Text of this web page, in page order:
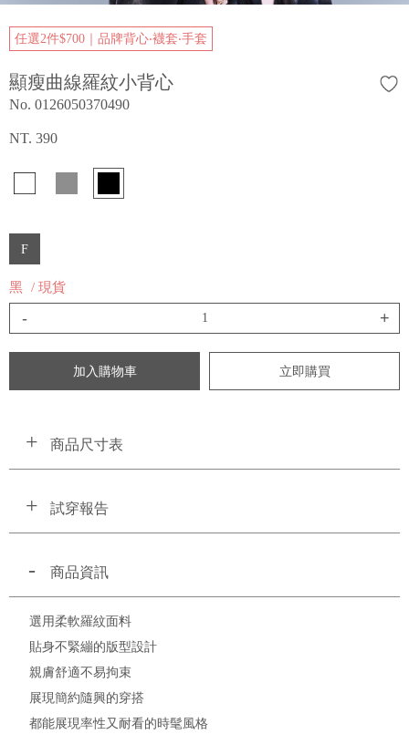
任選2件$700｜品牌背心‧襪套‧手套
顯瘦曲線羅紋小背心
No. 0126050370490
NT. 390
F
黑 / 現貨
- +
加入購物車 立即購買
商品尺寸表
試穿報告
商品資訊
選用柔軟羅紋面料
貼身不緊繃的版型設計
親膚舒適不易拘束
展現簡約隨興的穿搭
都能展現率性又耐看的時髦風格